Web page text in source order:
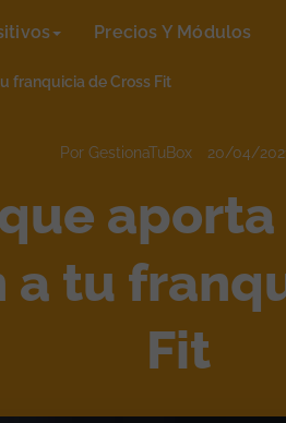
Precios Y Módulos
franquicia de Cross Fit
Por GestionaTuBox 20/04/
tu
Fit